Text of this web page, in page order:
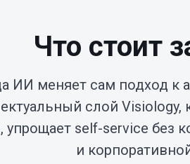
Что стоит
ИИ меняет сам подход
слой
упрощает self-service без
и